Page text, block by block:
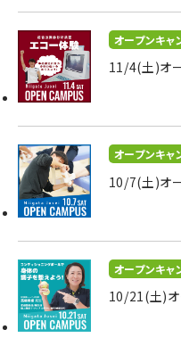
オープンキャ
11/4(土)オ
オープンキャ
10/7(土)オ
オープンキャ
10/21(土)オ